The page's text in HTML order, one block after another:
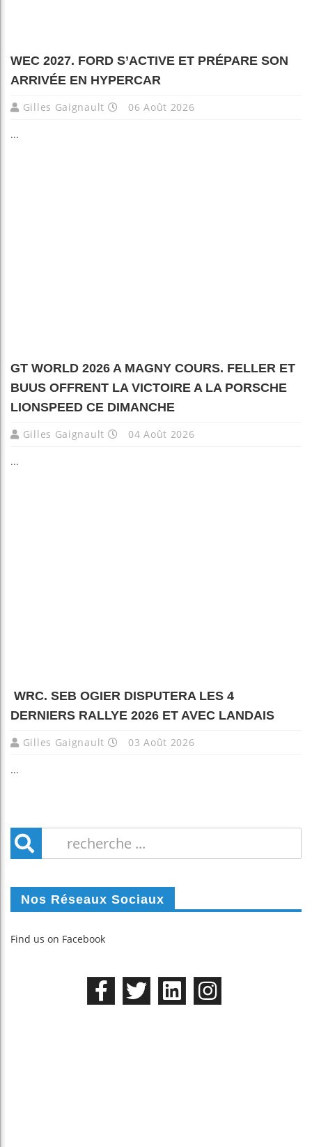
WEC 2027. FORD S’ACTIVE ET PRÉPARE SON
ARRIVÉE EN HYPERCAR
Gilles Gaignault 06 Août 2026
...
GT WORLD 2026 A MAGNY COURS. FELLER ET
BUUS OFFRENT LA VICTOIRE A LA PORSCHE
LIONSPEED CE DIMANCHE
Gilles Gaignault 04 Août 2026
...
WRC. SEB OGIER DISPUTERA LES 4
DERNIERS RALLYE 2026 ET AVEC LANDAIS
Gilles Gaignault 03 Août 2026
...
Nos Réseaux Sociaux
Find us on Facebook